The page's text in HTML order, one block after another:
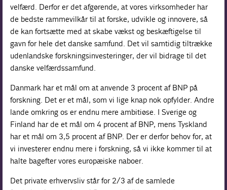
velfærd. Derfor er det afgørende, at vores virksomheder har
de bedste rammevilkår til at forske, udvikle og innovere, så
de kan fortsætte med at skabe vækst og beskæftigelse til
gavn for hele det danske samfund. Det vil samtidig tiltrække
udenlandske forskningsinvesteringer, der vil bidrage til det
danske velfærdssamfund.
Danmark har et mål om at anvende 3 procent af BNP på
forskning. Det er et mål, som vi lige knap nok opfylder. Andre
lande omkring os er endnu mere ambitiøse. I Sverige og
Finland har de et mål om 4 procent af BNP, mens Tyskland
har et mål om 3,5 procent af BNP. Der er derfor behov for, at
vi investerer endnu mere i forskning, så vi ikke kommer til at
halte bagefter vores europæiske naboer.
Det private erhvervsliv står for 2/3 af de samlede